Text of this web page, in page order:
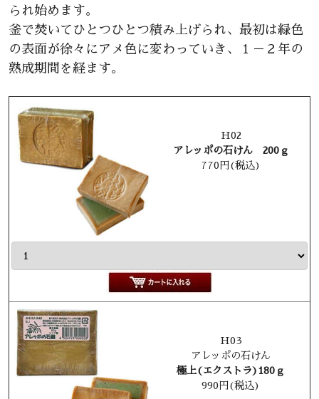
られ始めます。
釜で焚いてひとつひとつ積み上げられ、最初は緑色
の表面が徐々にアメ色に変わっていき、１－２年の
熟成期間を経ます。
H02
アレッポの石けん 200ｇ
770円(税込)
H03
アレッポの石けん
極上(エクストラ)180ｇ
990円(税込)